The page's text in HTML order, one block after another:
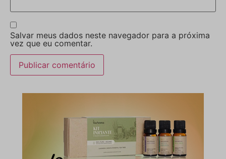
Salvar meus dados neste navegador para a próxima
vez que eu comentar.